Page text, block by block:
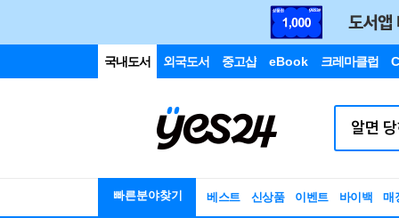
국내도서 외국도서 중고샵 eBook 크레마클럽
빠른분야찾기 베스트 신상품 이벤트 바이백 매